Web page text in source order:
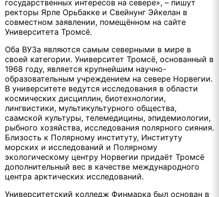
государственных интересов на севере», – пишут
ректоры Ярле Орьбакке и Свейнунг Эйкелан в
совместном заявлении, помещённом на сайте
Университета Тромсё.
Оба ВУЗа являются самым северными в мире в
своей категории. Университет Тромсё, основанный в
1968 году, является крупнейшим научно-
образовательным учреждением на севере Норвегии.
В университете ведутся исследования в области
космических дисциплин, биотехнологии,
лингвистики, мультикультурного общества,
саамской культуры, телемедицины, эпидемиологии,
рыбного хозяйства, исследования полярного сияния.
Близость к Полярному институту, Институту
морских и исследований и Полярному
экологическому центру Норвегии придаёт Тромсё
дополнительный вес в качестве международного
центра арктических исследований.
Университетский колледж Финмарка был основан в